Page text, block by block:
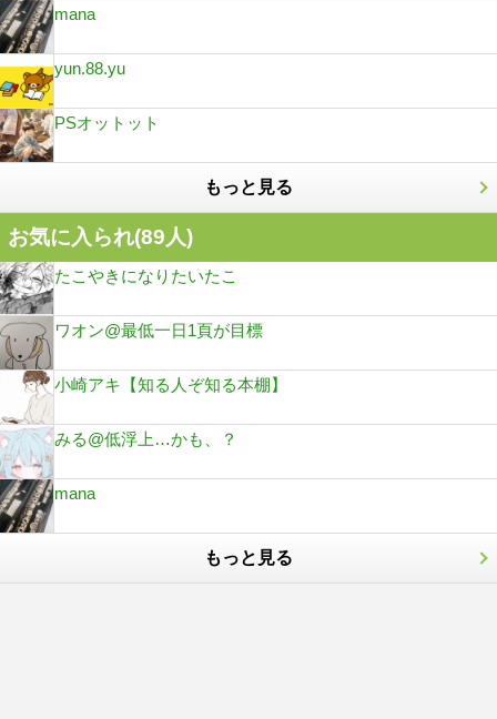
mana
yun.88.yu
PSオットット
もっと見る
お気に入られ(89人)
たこやきになりたいたこ
ワオン@最低一日1頁が目標
小崎アキ【知る人ぞ知る本棚】
みる@低浮上…かも、？
mana
もっと見る